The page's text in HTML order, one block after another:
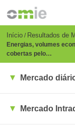
para
conteúdo
principal
Breadcrumb
Início Resultados de
Energias, volumes
cobertas pelo…
Mercado
Mercado